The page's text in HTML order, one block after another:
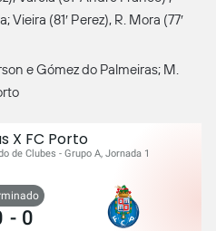
Vieira (81′ Perez), R. Mora (77′
e Gómez do Palmeiras; M.
X FC Porto
de Clubes - Grupo A, Jornada 1
- 0